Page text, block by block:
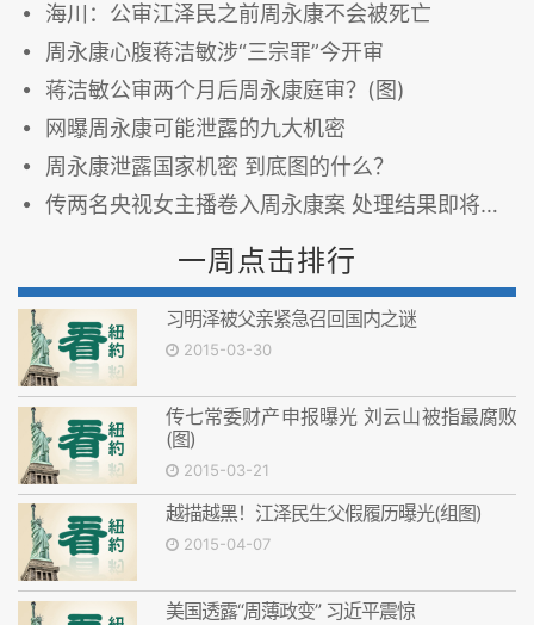
海川：公审江泽民之前周永康不会被死亡
周永康心腹蒋洁敏涉“三宗罪”今开审
蒋洁敏公审两个月后周永康庭审？(图)
网曝周永康可能泄露的九大机密
周永康泄露国家机密 到底图的什么？
传两名央视女主播卷入周永康案 处理结果即将揭晓(图)
一周点击排行
习明泽被父亲紧急召回国内之谜
2015-03-30
传七常委财产申报曝光 刘云山被指最腐败
(图)
2015-03-21
越描越黑！江泽民生父假履历曝光(组图)
2015-04-07
美国透露“周薄政变” 习近平震惊